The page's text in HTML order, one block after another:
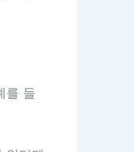
를 들